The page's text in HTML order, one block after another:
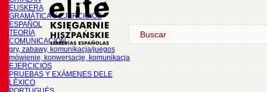
EUSKERA
GRAMÁTICA Y EJERCICIOS
ESPAÑOL
TEORÍA
COMUNICACIÓN
gry, zabawy, komunikacja/juegos
mówienie, konwersacje, komunikacja
EJERCICIOS
PRUEBAS Y EXÁMENES DELE
LÉXICO